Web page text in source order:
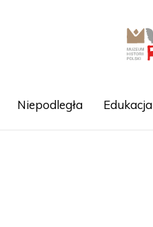
Niepodległa Edukacja